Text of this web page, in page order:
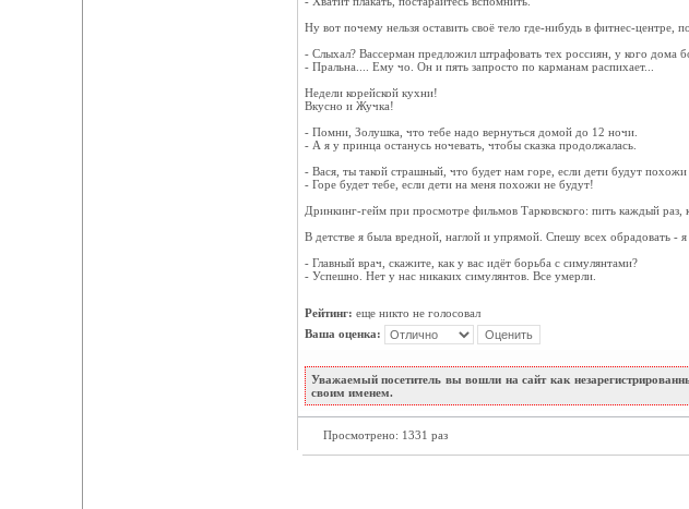
Ну вот почему нельзя оставить своё тело где-нибудь в фитнес-центре,
- Слыхал? Вассерман предложил штрафовать тех россиян, у кого дома
- Пральна.... Ему чо. Он и пять запросто по карманам распихает...
Недели корейской кухни!
Вкусно и Жучка!
- Помни, Золушка, что тебе надо вернуться домой до 12 ночи.
- А я у принца останусь ночевать, чтобы сказка продолжалась.
- Вася, ты такой страшный, что будет нам горе, если дети будут похожи
- Горе будет тебе, если дети на меня похожи не будут!
Дринкинг-гейм при просмотре фильмов Тарковского: пить каждый раз,
В детстве я была вредной, наглой и упрямой. Спешу всех обрадовать -
- Главный врач, скажите, как у вас идёт борьба с симулянтами?
- Успешно. Нет у нас никаких симулянтов. Все умерли.
Рейтинг: еще никто не голосовал
Ваша оценка:
Уважаемый посетитель вы вошли на сайт как
своим именем.
Просмотрено: 1331 раз